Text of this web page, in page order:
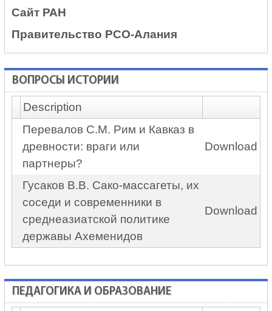
Сайт РАН
Правительство РСО-Алания
ВОПРОСЫ ИСТОРИИ
Description
Перевалов С.М. Рим и Кавказ в
древности: враги или
партнеры?
Download
Гусаков В.В. Сако-массагеты, их
соседи и современники в
среднеазиатской политике
державы Ахеменидов
Download
ПЕДАГОГИКА И ОБРАЗОВАНИЕ